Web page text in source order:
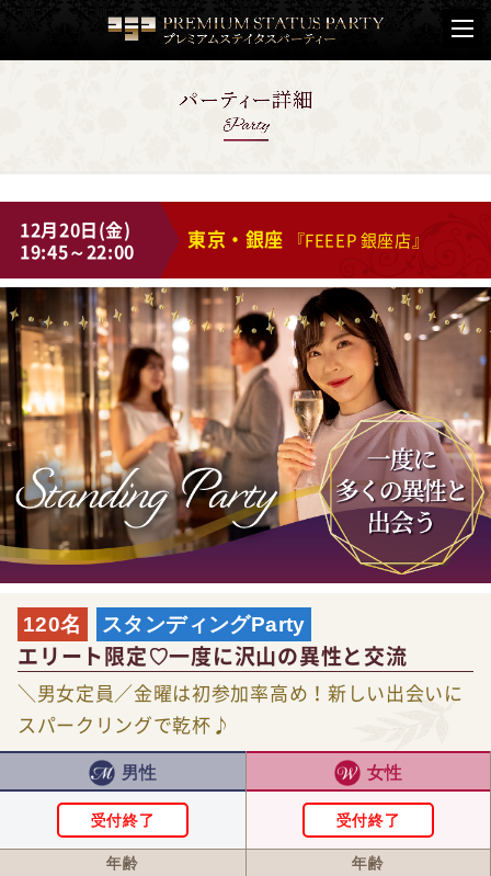
12月20日(金)
19:45～22:00
東京・銀座 『FEEEP 銀座店』
120名 スタンディングParty
エリート限定♡一度に沢山の異性と交流
＼男女定員／金曜は初参加率高め！新しい出会いに
スパークリングで乾杯♪
男性
受付終了
年齢
女性
受付終了
年齢